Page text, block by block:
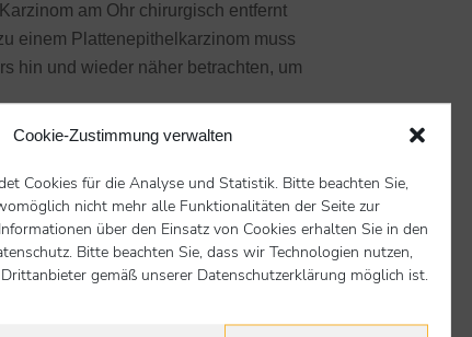
Cookie-Zustimmung verwalten
Cookies für die Analyse und Statistik. Bitte beachten Sie,
nicht mehr alle Funktionalitäten der Seite zur
über den Einsatz von Cookies erhalten Sie in den
Bitte beachten Sie, dass wir Technologien nutzen,
gemäß unserer Datenschutzerklärung möglich ist.
am Ohr chirurgisch entfernt
einem Plattenepithelkarzinom muss
hin und wieder näher betrachten, um
haben, ihre Katze hat empfindliche
die Sie in Ihrer Praxis/Klinik
um einer Tumorbildung
in der Sonne: Fensterglas
Klebefolien für Fenster.